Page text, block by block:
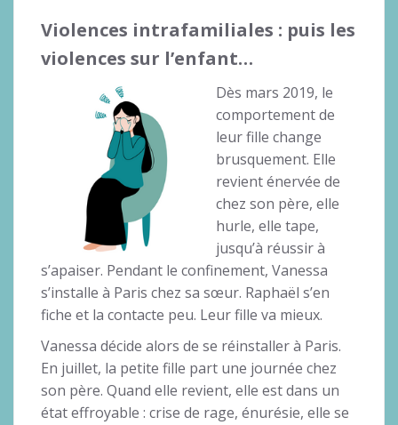
Violences intrafamiliales : puis les
violences sur l’enfant…
Dès mars 2019, le
comportement de
leur fille change
brusquement. Elle
revient énervée de
chez son père, elle
hurle, elle tape,
jusqu’à réussir à
s’apaiser. Pendant le confinement, Vanessa
s’installe à Paris chez sa sœur. Raphaël s’en
fiche et la contacte peu. Leur fille va mieux.
Vanessa décide alors de se réinstaller à Paris.
En juillet, la petite fille part une journée chez
son père. Quand elle revient, elle est dans un
état effroyable : crise de rage, énurésie, elle se